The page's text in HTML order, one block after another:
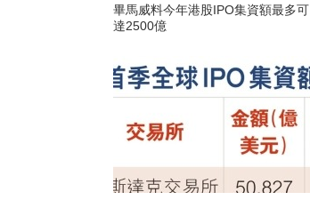
畢馬威料今年港股IPO集資額最多可
達2500億